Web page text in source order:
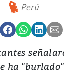
Perú
ha